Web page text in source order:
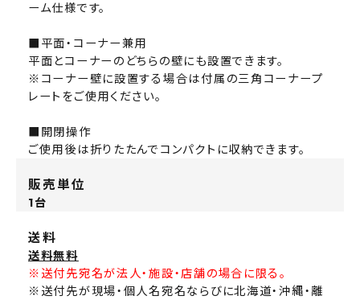
ーム仕様です。
■平面・コーナー兼用
平面とコーナーのどちらの壁にも設置できます。
※コーナー壁に設置する場合は付属の三角コーナープ
レートをご使用ください。
■開閉操作
ご使用後は折りたたんでコンパクトに収納できます。
販売単位
1台
送料
送料無料
※送付先宛名が法人・施設・店舗の場合に限る。
※送付先が現場・個人名宛名ならびに北海道・沖縄・離